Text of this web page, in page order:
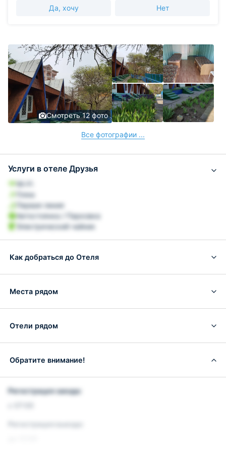
Да, хочу Нет
Смотреть 12 фото
Все фотографии ...
Услуги в отеле Друзья
Wi-Fi
Пляж
Первая линия
Автостоянка / Парковка
Электрический чайник
Как добраться до Отеля
Места рядом
Отели рядом
Обратите внимание!
Регистрация заезда: